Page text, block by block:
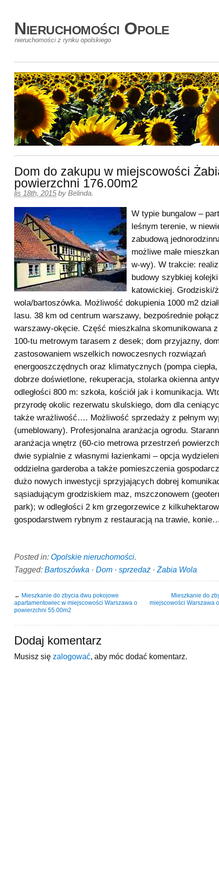
Nieruchomości Opole
nieruchomości z rynku opolskiego
Dom do zakupu w miejscowości
powierzchni 176.00m2
lis 18th, 2015 by Belinda.
W typie bungalow –
leśnym terenie, w
zabudową
możliwe małe
w-wy). W trakcie:
budowy szybkiej
katowickiej. Grodziski/
wola/bartoszówka. Możliwość dokupienia 1000 m2
lasu. 38 km od centrum warszawy, bezpośrednie
warszawy-okęcie. Część mieszkalna skomunikowana
100-tu metrowym tarasem z desek; dom przyjazny,
zastosowaniem wszelkich nowoczesnych rozwiązań
energooszczędnych oraz klimatycznych (pompa
dobrze doświetlone, rekuperacja, stolarka okienna
odległości 800 m: szkoła, kościół jak i komunikacja.
przyrodę okolic rezerwatu skulskiego, dom dla
także wrażliwość…. Możliwość sprzedaży z pełnym
(umeblowany). Profesjonalna aranżacja ogrodu.
aranżacja wnętrz (60-cio metrowa przestrzeń
dwie sypialnie z własnymi łazienkami – opcja
oddzielna garderoba a także pomieszczenia
dużo nowych inwestycji sprzyjających dobrej
sąsiadującym grodziskiem maz, mszczonowem
park); w odległości 2 km grzegorzewice z
gospodarstwem rybnym z restauracją na trawie,
Posted in: Opolskie nieruchomości.
Tagged: Bartoszówka · Dom · sprzedaż · Żabia Wola
← Mieszkanie do zbycia dwu pokojowe
apartamentowiec w miejscowości Warszawa o
powierzchni 55.00m2
Mieszkanie do
miejscowości Warszawa
Dodaj komentarz
Musisz się zalogować , aby móc dodać komentarz.